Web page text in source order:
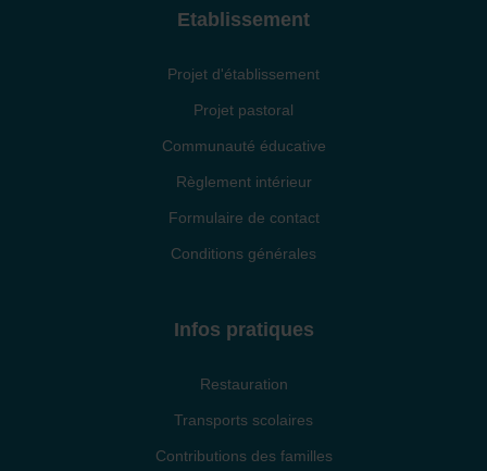
Etablissement
Projet d'établissement
Projet pastoral
Communauté éducative
Règlement intérieur
Formulaire de contact
Conditions générales
Infos pratiques
Restauration
Transports scolaires
Contributions des familles